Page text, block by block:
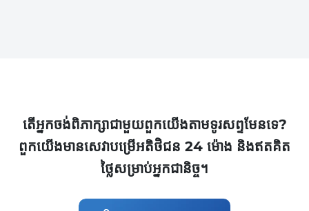
តើអ្នកចង់ពិភាក្សាជាមួយពួកយើងតាមទូរសព្ទមែនទេ?
ពួកយើងមានសេវាបម្រើអតិថិជន 24 ម៉ោង និងឥតគិត
ថ្លៃសម្រាប់អ្នកជានិច្ច។